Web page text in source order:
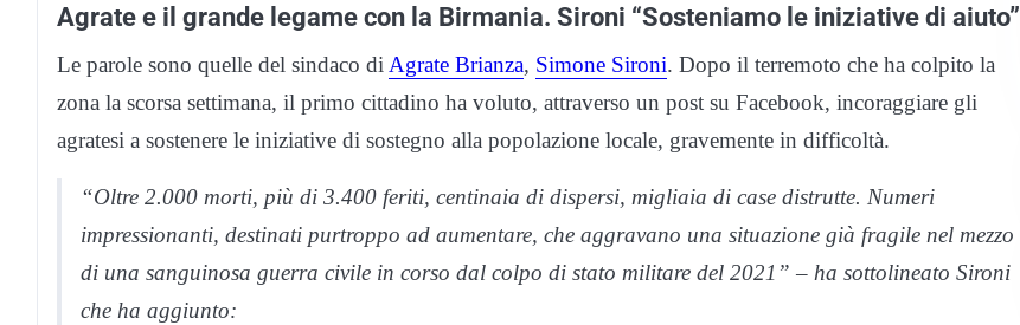
Agrate e il grande legame con la Birmania. Sironi “Sosteniamo le iniziative di aiuto”
Le parole sono quelle del sindaco diAgrate Brianza, Simone Sironi. Dopo il terremoto che ha colpito la
zona la scorsa settimana, il primo cittadino ha voluto, attraverso un post su Facebook, incoraggiare gli
agratesi a sostenere le iniziative di sostegno alla popolazione locale, gravemente in difficoltà.
“Oltre 2.000 morti, più di 3.400 feriti, centinaia di dispersi, migliaia di case distrutte. Numeri
impressionanti, destinati purtroppo ad aumentare, che aggravano una situazione già fragile nel mezzo
di una sanguinosa guerra civile in corso dal colpo di stato militare del 2021” – ha sottolineato Sironi
che ha aggiunto: